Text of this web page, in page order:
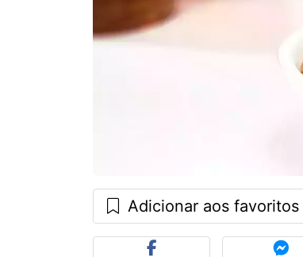
Adicionar aos favoritos